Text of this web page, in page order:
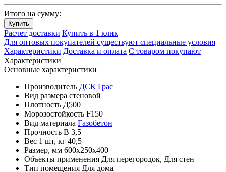
Итого на сумму:
Купить
Расчет доставки Купить в 1 клик
Для оптовых покупателей существуют специальные условия
Характеристики Доставка и оплата С товаром покупают
Характеристики
Основные характеристики
Производитель ДСК Грас
Вид размера стеновой
Плотность Д500
Морозостойкость F150
Вид материала Газобетон
Прочность B 3,5
Вес 1 шт, кг 40,5
Размер, мм 600х250х400
Объекты применения Для перегородок, Для стен
Тип помещения Для дома